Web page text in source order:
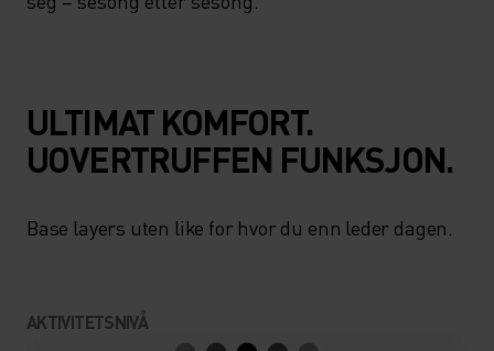
ULTIMAT KOMFORT.
UOVERTRUFFEN FUNKSJON.
Base layers uten like for hvor du enn leder dagen.
AKTIVITETSNIVÅ